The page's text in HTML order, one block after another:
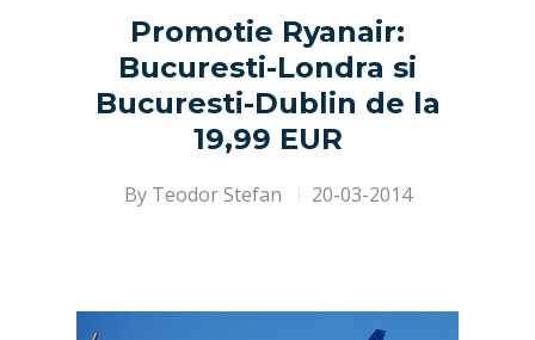
Promotie Ryanair:
Bucuresti-Londra si
Bucuresti-Dublin de la
19,99 EUR
By Teodor Stefan 20-03-2014